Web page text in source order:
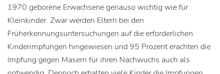
1970 geborene Erwachsene genauso wichtig wie für
Kleinkinder. Zwar werden Eltern bei den
Früherkennungsuntersuchungen auf die erforderlichen
Kinderimpfungen hingewiesen und 95 Prozent erachten die
Impfung gegen Masern für ihren Nachwuchs auch als